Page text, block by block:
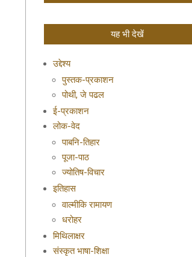
यह भी देखें
उद्देश्य
पुस्तक-प्रकाशन
पोथी, जे पढल
ई-प्रकाशन
लोक-वेद
पाबनि-तिहार
पूजा-पाठ
ज्योतिष-विचार
इतिहास
वाल्मीकि रामायण
धरोहर
मिथिलाक्षर
संस्कृत भाषा-शिक्षा